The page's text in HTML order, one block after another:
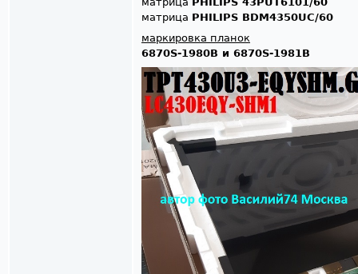
матрица PHILIPS BDM4350UC/60
маркировка планок
6870S-1980B и 6870S-1981B